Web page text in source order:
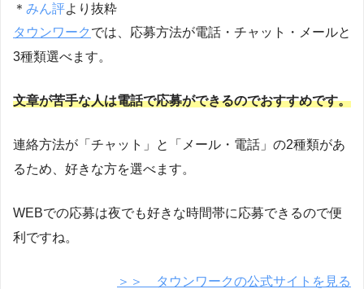
＊ みん評より抜粋
タウンワーク では、応募方法が電話・チャット・メールと
3種類選べます。
文章が苦手な人は電話で応募ができるのでおすすめです。
連絡方法が「チャット」と「メール・電話」の2種類があ
るため、好きな方を選べます。
WEBでの応募は夜でも好きな時間帯に応募できるので便
利ですね。
＞＞ タウンワークの公式サイトを見る